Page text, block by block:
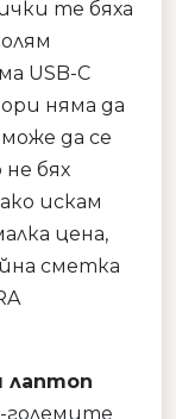
те бяха
USB-C
няма да
да се
не бях
искам
цена,
сметка
лаптоп
големите